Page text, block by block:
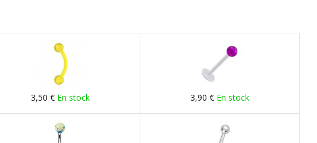
3,50 € En stock 3,90 € En stock